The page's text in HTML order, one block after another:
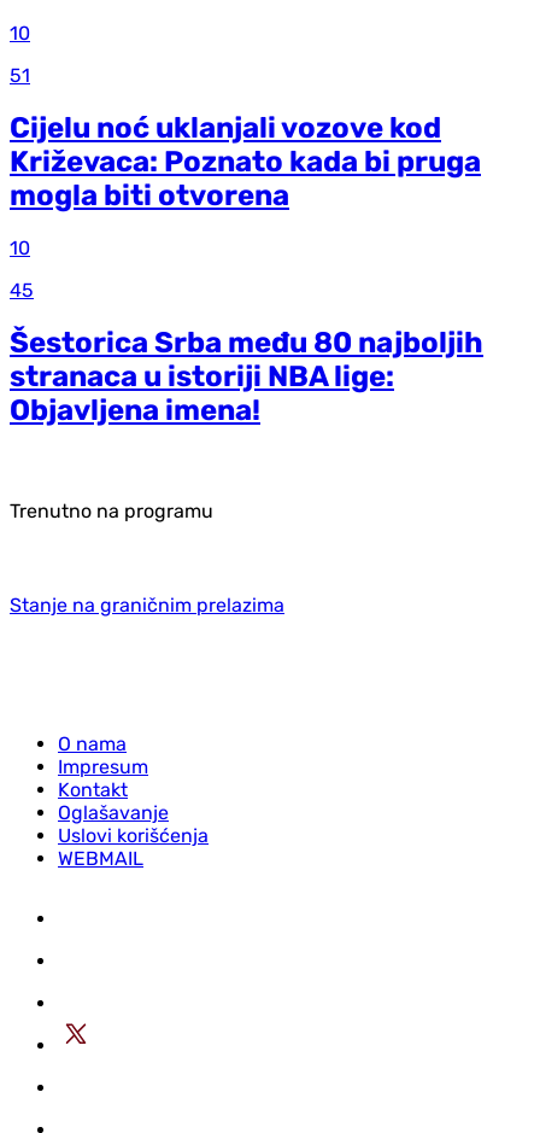
10
51
Cijelu noć uklanjali vozove kod
Križevaca: Poznato kada bi pruga
mogla biti otvorena
10
45
Šestorica Srba među 80 najboljih
stranaca u istoriji NBA lige:
Objavljena imena!
Trenutno na programu
Stanje na graničnim prelazima
O nama
Impresum
Kontakt
Oglašavanje
Uslovi korišćenja
WEBMAIL